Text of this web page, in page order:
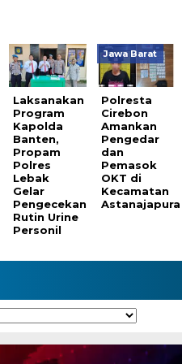
Laksanakan
Program
Kapolda
Banten,
Propam
Polres
Lebak
Gelar
Pengecekan
Rutin Urine
Personil
Jawa Barat
Polresta
Cirebon
Amankan
Pengedar
dan
Pemasok
OKT di
Kecamatan
Astanajapura